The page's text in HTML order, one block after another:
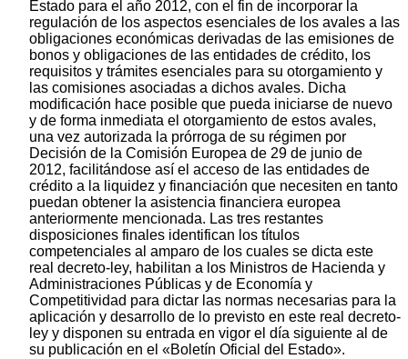
Estado para el año 2012, con el fin de incorporar la
regulación de los aspectos esenciales de los avales a las
obligaciones económicas derivadas de las emisiones de
bonos y obligaciones de las entidades de crédito, los
requisitos y trámites esenciales para su otorgamiento y
las comisiones asociadas a dichos avales. Dicha
modificación hace posible que pueda iniciarse de nuevo
y de forma inmediata el otorgamiento de estos avales,
una vez autorizada la prórroga de su régimen por
Decisión de la Comisión Europea de 29 de junio de
2012, facilitándose así el acceso de las entidades de
crédito a la liquidez y financiación que necesiten en tanto
puedan obtener la asistencia financiera europea
anteriormente mencionada. Las tres restantes
disposiciones finales identifican los títulos
competenciales al amparo de los cuales se dicta este
real decreto-ley, habilitan a los Ministros de Hacienda y
Administraciones Públicas y de Economía y
Competitividad para dictar las normas necesarias para la
aplicación y desarrollo de lo previsto en este real decreto-
ley y disponen su entrada en vigor el día siguiente al de
su publicación en el «Boletín Oficial del Estado».